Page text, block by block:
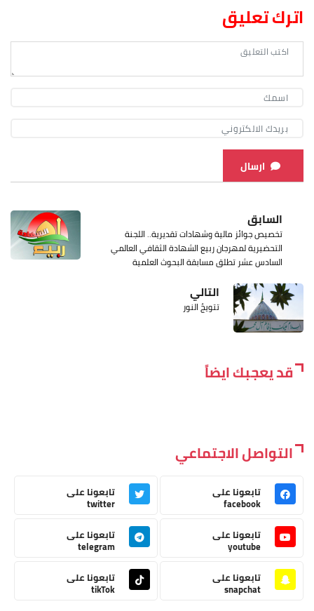
اترك تعليق
ارسال
السابق
تخصيص جوائز مالية وشهادات تقديرية.. اللجنة
التحضيرية لمهرجان ربيع الشهادة الثقافي العالمي
السادس عشر تطلق مسابقة البحوث العلمية
التالي
تتويجُ النور
قد يعجبك ايضاً
التواصل الاجتماعي
تابعونا على
facebook
تابعونا على
twitter
تابعونا على
youtube
تابعونا على
telegram
تابعونا على
snapchat
تابعونا على
tikTok